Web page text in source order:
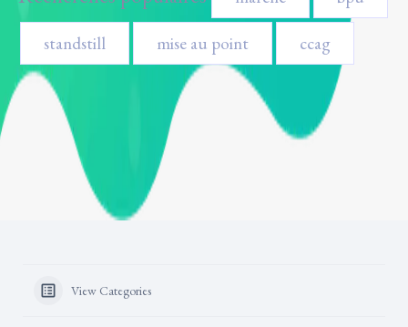
standstill mise au point ccag
View Categories